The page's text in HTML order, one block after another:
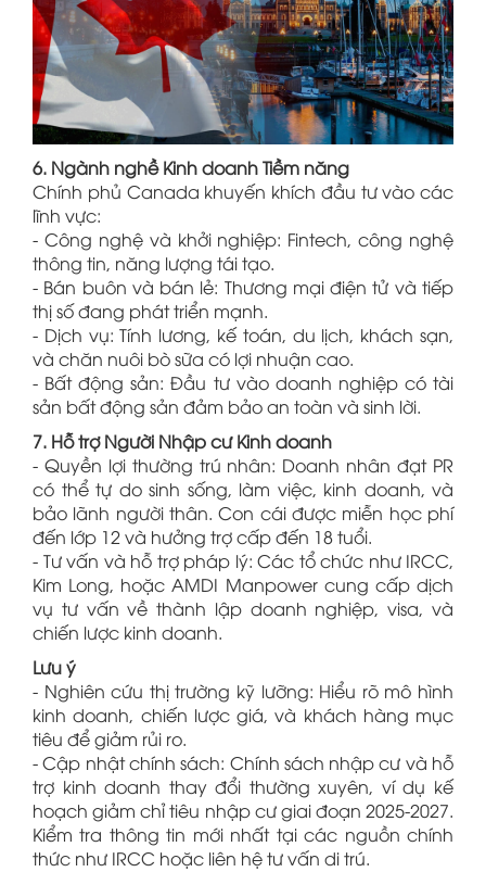
6. Ngành nghề Kinh doanh Tiềm năng
Chính phủ Canada khuyến khích đầu tư vào các
lĩnh vực:
- Công nghệ và khởi nghiệp: Fintech, công nghệ
thông tin, năng lượng tái tạo.
- Bán buôn và bán lẻ: Thương mại điện tử và tiếp
thị số đang phát triển mạnh.
- Dịch vụ: Tính lương, kế toán, du lịch, khách sạn,
và chăn nuôi bò sữa có lợi nhuận cao.
- Bất động sản: Đầu tư vào doanh nghiệp có tài
sản bất động sản đảm bảo an toàn và sinh lời.
7. Hỗ trợ Người Nhập cư Kinh doanh
- Quyền lợi thường trú nhân: Doanh nhân đạt PR
có thể tự do sinh sống, làm việc, kinh doanh, và
bảo lãnh người thân. Con cái được miễn học phí
đến lớp 12 và hưởng trợ cấp đến 18 tuổi.
- Tư vấn và hỗ trợ pháp lý: Các tổ chức như IRCC,
Kim Long, hoặc AMDI Manpower cung cấp dịch
vụ tư vấn về thành lập doanh nghiệp, visa, và
chiến lược kinh doanh.
Lưu ý
- Nghiên cứu thị trường kỹ lưỡng: Hiểu rõ mô hình
kinh doanh, chiến lược giá, và khách hàng mục
tiêu để giảm rủi ro.
- Cập nhật chính sách: Chính sách nhập cư và hỗ
trợ kinh doanh thay đổi thường xuyên, ví dụ kế
hoạch giảm chỉ tiêu nhập cư giai đoạn 2025-2027.
Kiểm tra thông tin mới nhất tại các nguồn chính
thức như IRCC hoặc liên hệ tư vấn di trú.